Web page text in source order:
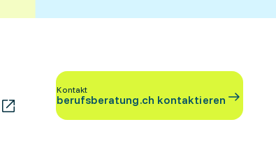
Kontakt
berufsberatung.ch kontaktieren